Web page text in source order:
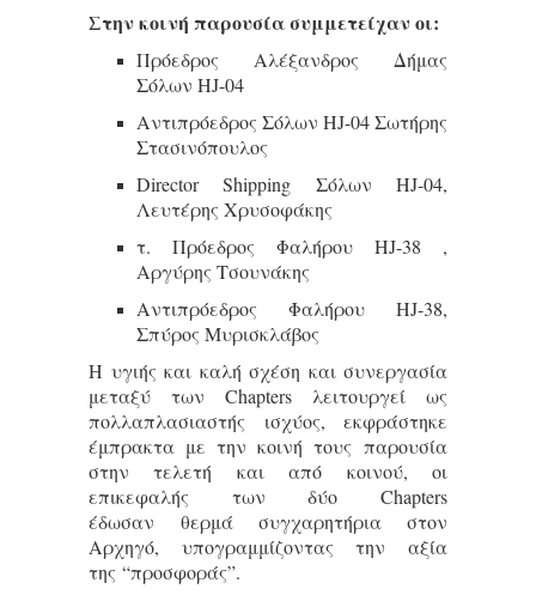
Στην κοινή παρουσία συμμετείχαν οι:
Πρόεδρος Αλέξανδρος Δήμας
Σόλων HJ-04
Αντιπρόεδρος Σόλων HJ-04 Σωτήρης
Στασινόπουλος
Director Shipping Σόλων HJ-04,
Λευτέρης Χρυσοφάκης
τ. Πρόεδρος Φαλήρου HJ-38 ,
Αργύρης Τσουνάκης
Αντιπρόεδρος Φαλήρου HJ-38,
Σπύρος Μυρισκλάβος
Η υγιής και καλή σχέση και συνεργασία
μεταξύ των Chapters λειτουργεί ως
πολλαπλασιαστής ισχύος, εκφράστηκε
έμπρακτα με την κοινή τους παρουσία
στην τελετή και από κοινού, οι
επικεφαλής των δύο Chapters
έδωσαν θερμά συγχαρητήρια στον
Αρχηγό, υπογραμμίζοντας την αξία
της “προσφοράς”.